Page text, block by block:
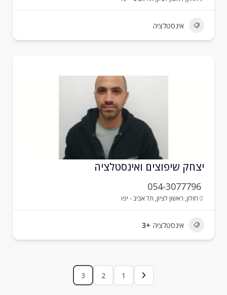
אינסטלציה
שיפוצים ואינסטלציה
054-3077796
ראשון לציון,תל אביב - יפו
אינסטלציה +3